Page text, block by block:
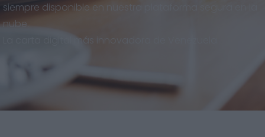
siempre disponible en nuestra plataforma segura en la
nube.
La carta digital más innovadora de Venezuela.